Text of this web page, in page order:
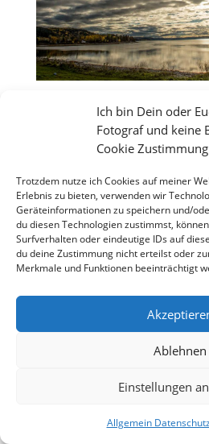
Ich bin Dein oder
Fotograf und keine
Cookie Zustimmung
Trotzdem nutze ich Cookies auf meiner
Erlebnis zu bieten, verwenden wir
Geräteinformationen zu speichern und/
du diesen Technologien zustimmst,
Surfverhalten oder eindeutige IDs auf
du deine Zustimmung nicht erteilst oder
Merkmale und Funktionen beeinträchtigt
Ablehnen
Einstellungen
Allgemein
Atlantik und über Montreal